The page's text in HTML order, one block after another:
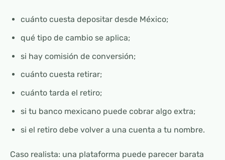
cuánto cuesta depositar desde México;
qué tipo de cambio se aplica;
si hay comisión de conversión;
cuánto cuesta retirar;
cuánto tarda el retiro;
si tu banco mexicano puede cobrar algo extra;
si el retiro debe volver a una cuenta a tu nombre.
Caso realista: una plataforma puede parecer barata